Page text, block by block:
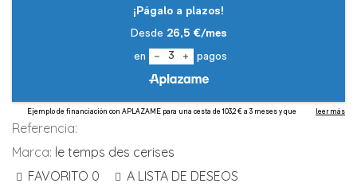
Referencia:
Marca: le temps des cerises
FAVORITO 0
A LISTA DE DESEOS